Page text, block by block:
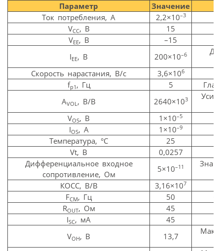
Параметр Значение
Ток потребления, А
2,2×10–3
VCC, В
15
VEE, В
–15
IEE, В 200×10–6
Скорость нарастания, В/с 3,6×106
fp1 , Гц 5
AVOL, В/В 2640×103
VOS, В 1×10–5
IOS, А 1×10–9
Температура, °С
25
Vt, В
0,0257
Дифференциальное входное
сопротивление, Ом
5×10–11
КОСС, В/В
3,16×107
FCM, Гц 50
ROUT, Ом
45
ISC, мА
45
VOH, В 13,7